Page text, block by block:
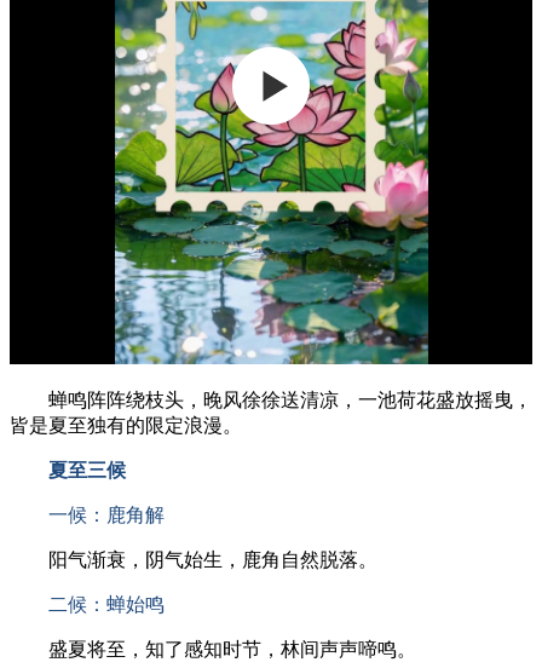
蝉鸣阵阵绕枝头，晚风徐徐送清凉，一池荷花盛放摇曳，
皆是夏至独有的限定浪漫。
夏至三候
一候：鹿角解
阳气渐衰，阴气始生，鹿角自然脱落。
二候：蝉始鸣
盛夏将至，知了感知时节，林间声声啼鸣。